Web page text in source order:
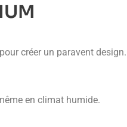
créer un paravent design.
en climat humide.